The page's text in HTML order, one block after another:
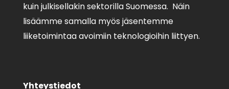
kuin julkisellakin sektorilla Suomessa. Näin
lisäämme samalla myös jäsentemme
liiketoimintaa avoimiin teknologioihin liittyen.
Yhteystiedot